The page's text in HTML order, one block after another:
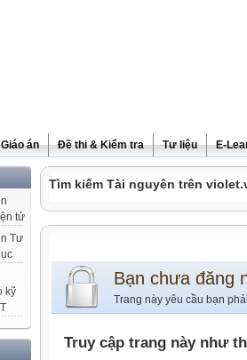
Giáo án Đề thi & Kiểm tra Tư liệu E-
Tìm kiếm Tài nguyên trên
Bạn chưa đăng
Trang này yêu cầu bạn
Truy cập trang này như